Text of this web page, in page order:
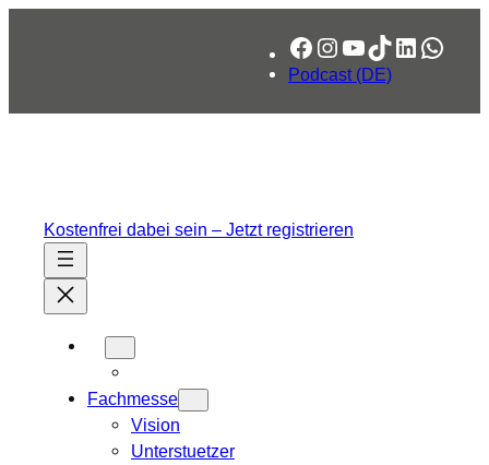
Facebook
Instagram
YouTube
TikTok
LinkedIn
Podcast (DE)
Kostenfrei dabei sein – Jetzt registrieren
Fachmesse
Vision
Unterstuetzer